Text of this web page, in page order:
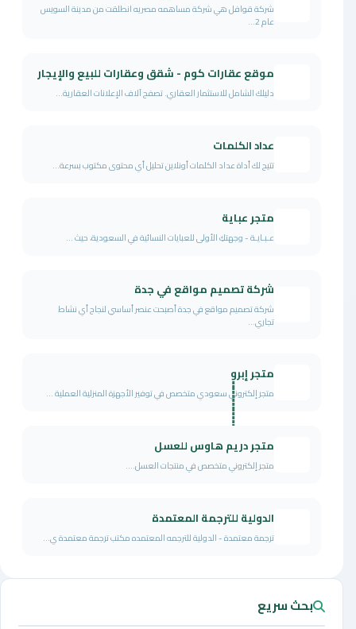
شركة قوافل هي شركة مساهمه مصريه انطلقت من مدينة السويس
عام 2...
موقع عقارات كوم - شقق وعقارات للبيع والإيجار
دليلك الشامل للاستثمار العقاري. تصفح آلاف الإعلانات العقارية...
عداد الكلمات
تتيح لك أداة عداد الكلمات أونلاين تحليل أي محتوى مكتوب بسرعة...
متجر عباية
عـبـايـة - وجهتكِ الأولى للعبايات النسائية في السعودية، حيث ...
شركة تصميم مواقع في جدة
شركة تصميم مواقع في جدة أصبحت عنصر أساسي لنجاح أي نشاط
تجاري...
متجر إبروٍٍٍٍٍٍٍٍٍٍٍٍٍٍٍٍٍٍٍٍٍٍٍٍٍٍٍٍٍٍٍٍٍٍٍٍٍٍٍٍٍ
متجر إلكتروني سعودي متخصص في توفير الأجهزة المنزلية العملية ...
متجر دريم هاوس للعسل
متجر إلكتروني متخصص في منتجات العسل....
الدولية للترجمة المعتمدة
ترجمة معتمدة - الدولية للترجمه المعتمده مكتب ترجمة معتمدة ي...
بحث سريع